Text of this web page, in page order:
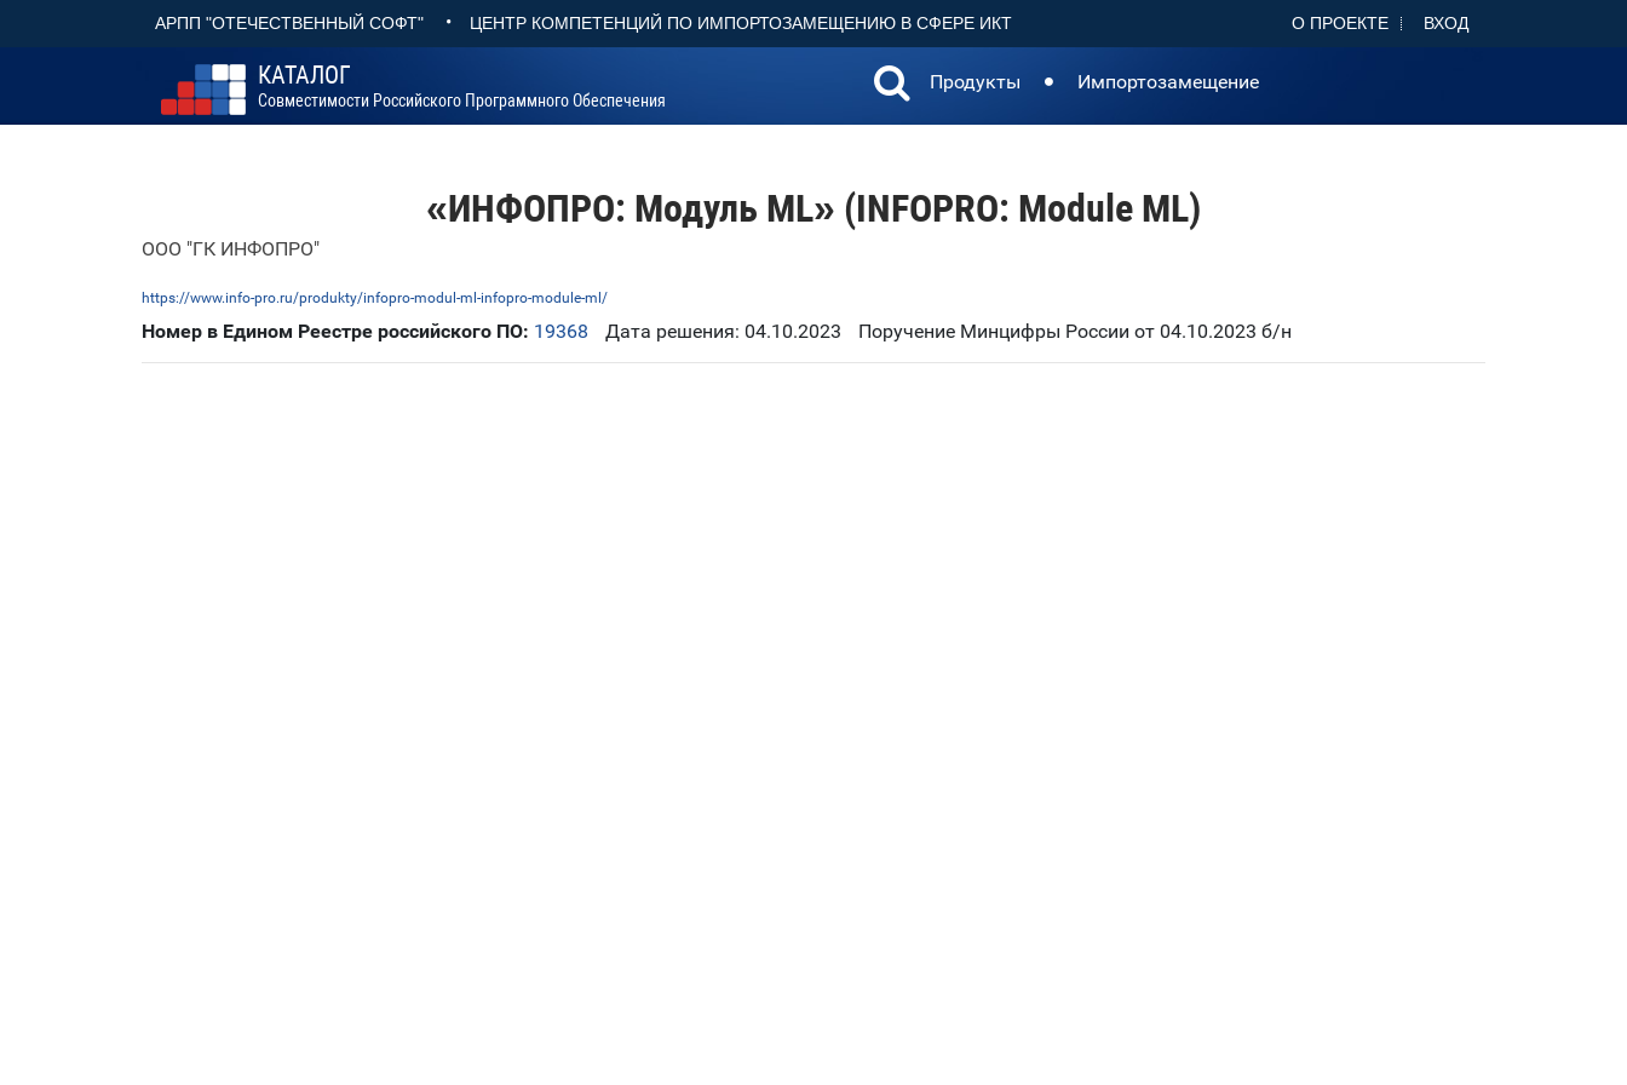
АРПП "ОТЕЧЕСТВЕННЫЙ СОФТ" • ЦЕНТР КОМПЕТЕНЦИЙ ПО ИМПОРТОЗАМЕЩЕНИЮ В СФЕРЕ ИКТ О ПРОЕКТЕ ВХОД
КАТАЛОГ
Совместимости Российского Программного Обеспечения
Продукты Импортозамещение
«ИНФОПРО: Модуль ML» (INFOPRO: Module ML)
ООО "ГК ИНФОПРО"
https://www.info-pro.ru/produkty/infopro-modul-ml-infopro-module-ml/
Номер в Едином Реестре российского ПО: 19368 Дата решения: 04.10.2023 Поручение Минцифры России от 04.10.2023 б/н